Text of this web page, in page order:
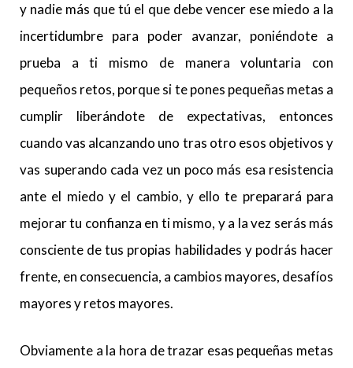
y nadie más que tú el que debe vencer ese miedo a la
incertidumbre para poder avanzar, poniéndote a
prueba a ti mismo de manera voluntaria con
pequeños retos, porque si te pones pequeñas metas a
cumplir liberándote de expectativas, entonces
cuando vas alcanzando uno tras otro esos objetivos y
vas superando cada vez un poco más esa resistencia
ante el miedo y el cambio, y ello te preparará para
mejorar tu confianza en ti mismo, y a la vez serás más
consciente de tus propias habilidades y podrás hacer
frente, en consecuencia, a cambios mayores, desafíos
mayores y retos mayores.
Obviamente a la hora de trazar esas pequeñas metas